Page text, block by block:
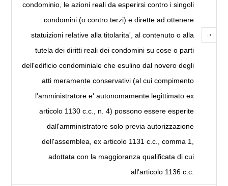
condominio, le azioni reali da esperirsi contro i singoli
condomini (o contro terzi) e dirette ad ottenere
statuizioni relative alla titolarita', al contenuto o alla
tutela dei diritti reali dei condomini su cose o parti
dell'edificio condominiale che esulino dal novero degli
atti meramente conservativi (al cui compimento
l'amministratore e' autonomamente legittimato ex
articolo 1130 c.c., n. 4) possono essere esperite
dall'amministratore solo previa autorizzazione
dell'assemblea, ex articolo 1131 c.c., comma 1,
adottata con la maggioranza qualificata di cui
all'articolo 1136 c.c.